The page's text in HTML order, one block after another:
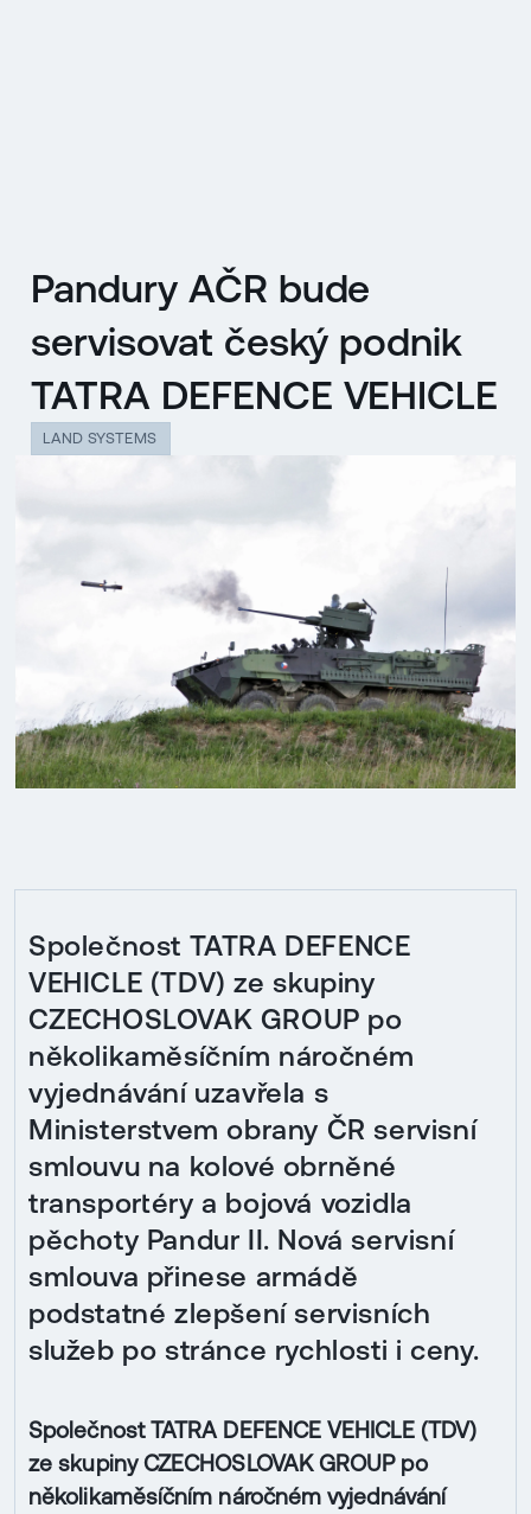
Pandury AČR bude
servisovat český podnik
TATRA DEFENCE VEHICLE
LAND SYSTEMS
Společnost TATRA DEFENCE
VEHICLE (TDV) ze skupiny
CZECHOSLOVAK GROUP po
několikaměsíčním náročném
vyjednávání uzavřela s
Ministerstvem obrany ČR servisní
smlouvu na kolové obrněné
transportéry a bojová vozidla
pěchoty Pandur II. Nová servisní
smlouva přinese armádě
podstatné zlepšení servisních
služeb po stránce rychlosti i ceny.
Společnost TATRA DEFENCE VEHICLE (TDV)
ze skupiny CZECHOSLOVAK GROUP po
několikaměsíčním náročném vyjednávání